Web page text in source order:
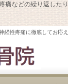
などの繰り返し
性疼痛に徹底してお応え